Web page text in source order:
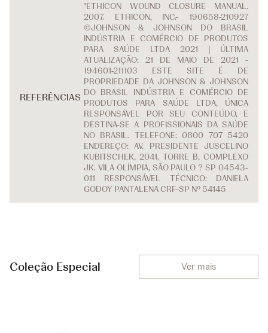
REFERÊNCIAS
¹ETHICON WOUND CLOSURE MANUAL.
2007. ETHICON, INC.- 190658-210927
©JOHNSON & JOHNSON DO BRASIL
INDÚSTRIA E COMÉRCIO DE PRODUTOS
PARA SAÚDE LTDA 2021 | ÚLTIMA
ATUALIZAÇÃO: 21 DE MAIO DE 2021 -
194601-211103 ESTE SITE É DE
PROPRIEDADE DA JOHNSON & JOHNSON
DO BRASIL INDÚSTRIA E COMÉRCIO DE
PRODUTOS PARA SAÚDE LTDA, ÚNICA
RESPONSÁVEL POR SEU CONTEÚDO, E
DESTINA-SE A PROFISSIONAIS DA SAÚDE
NO BRASIL. TELEFONE: 0800 707 5420
ENDEREÇO: AV. PRESIDENTE JUSCELINO
KUBITSCHEK, 2041, TORRE B, COMPLEXO
JK. VILA OLÍMPIA, SÃO PAULO ? SP 04543-
011 RESPONSÁVEL TÉCNICO: DANIELA
GODOY PANTALENA CRF-SP Nº 54145
Coleção Especial Ver mais